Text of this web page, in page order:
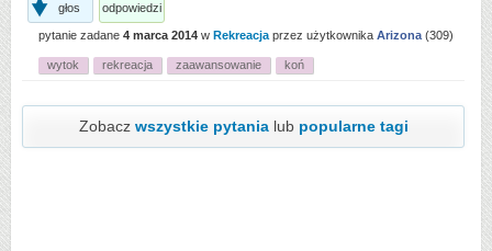
głos odpowiedzi
pytanie zadane 4 marca 2014 w Rekreacja przez użytkownika Arizona (309)
wytok rekreacja zaawansowanie koń
Zobacz wszystkie pytanialub popularne tagi